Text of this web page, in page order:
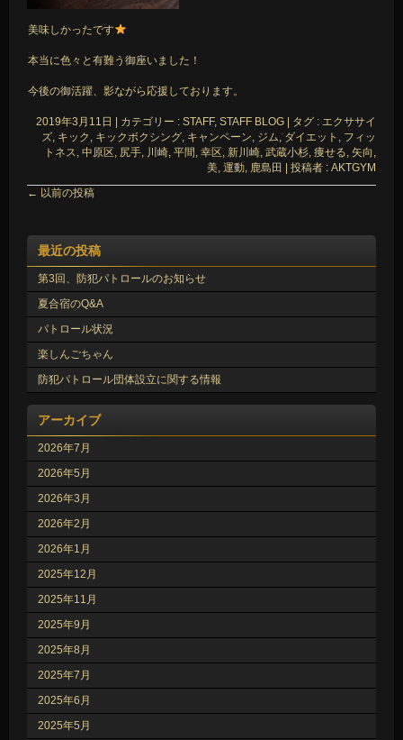
美味しかったです
本当に色々と有難う御座いました！
今後の御活躍、影ながら応援しております。
2019年3月11日 カテゴリー : STAFF, STAFF BLOG タグ : エクササイ
ズ, キック , キックボクシング, キャンペーン, ジム, ダイエット , フィッ
トネス, 中原区, 尻手, 川崎, 平間 , 幸区, 新川崎, 武蔵小杉, 痩せる, 矢向 ,
美, 運動, 鹿島田
投稿者 : AKTGYM
← 以前の投稿
最近の投稿
第3回、防犯パトロールのお知らせ
夏合宿のQ&A
パトロール状況
楽しんごちゃん
防犯パトロール団体設立に関する情報
アーカイブ
2026年7月
2026年5月
2026年3月
2026年2月
2026年1月
2025年12月
2025年11月
2025年9月
2025年8月
2025年7月
2025年6月
2025年5月